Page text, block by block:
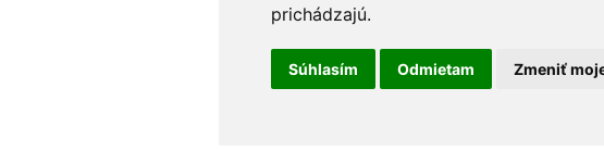
prichádzajú.
Súhlasím Odmietam Zmeniť